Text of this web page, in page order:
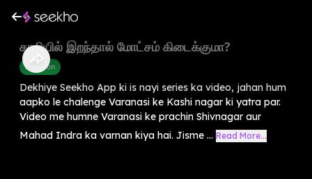
காசியில் இறந்தால் மோட்சம் கிடைக்குமா?
Devotion
Dekhiye Seekho App ki is nayi series ka video, jahan hum
aapko le chalenge Varanasi ke Kashi nagar ki yatra par.
Video me humne Varanasi ke prachin Shivnagar aur
Mahad Indra ka varnan kiya hai. Jisme ... Read More...